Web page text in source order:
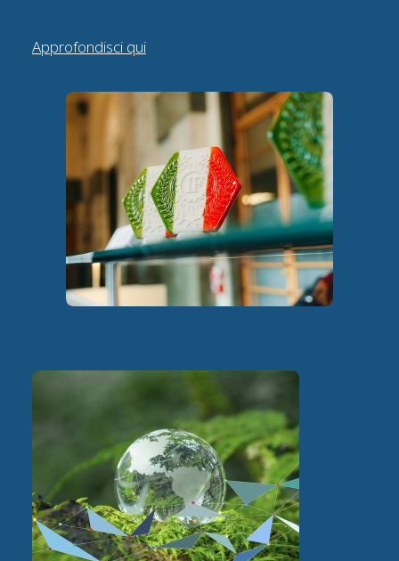
Approfondisci qui